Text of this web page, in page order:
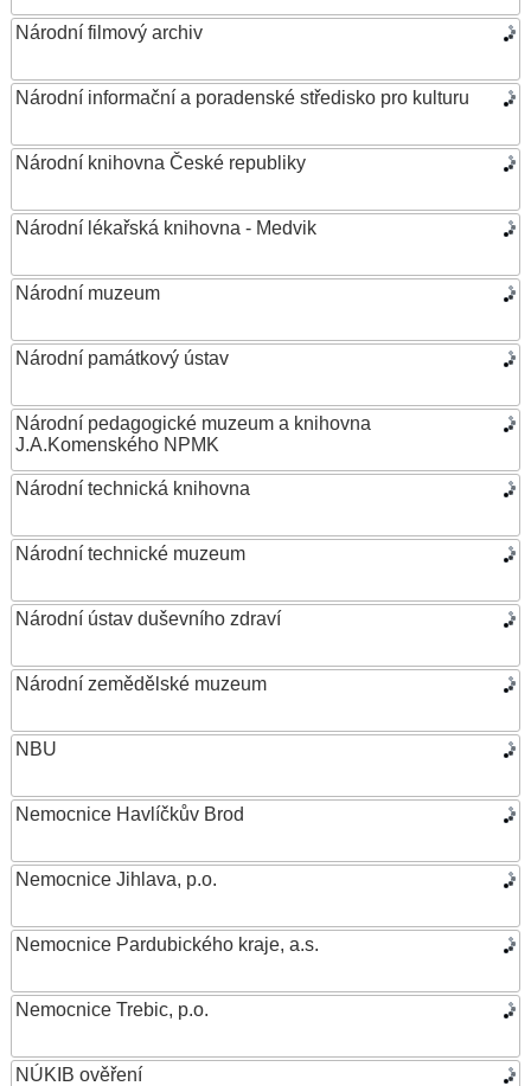
Národní filmový archiv
Národní informační a poradenské středisko pro kulturu
Národní knihovna České republiky
Národní lékařská knihovna - Medvik
Národní muzeum
Národní památkový ústav
Národní pedagogické muzeum a knihovna
J.A.Komenského NPMK
Národní technická knihovna
Národní technické muzeum
Národní ústav duševního zdraví
Národní zemědělské muzeum
NBU
Nemocnice Havlíčkův Brod
Nemocnice Jihlava, p.o.
Nemocnice Pardubického kraje, a.s.
Nemocnice Trebic, p.o.
NÚKIB ověření